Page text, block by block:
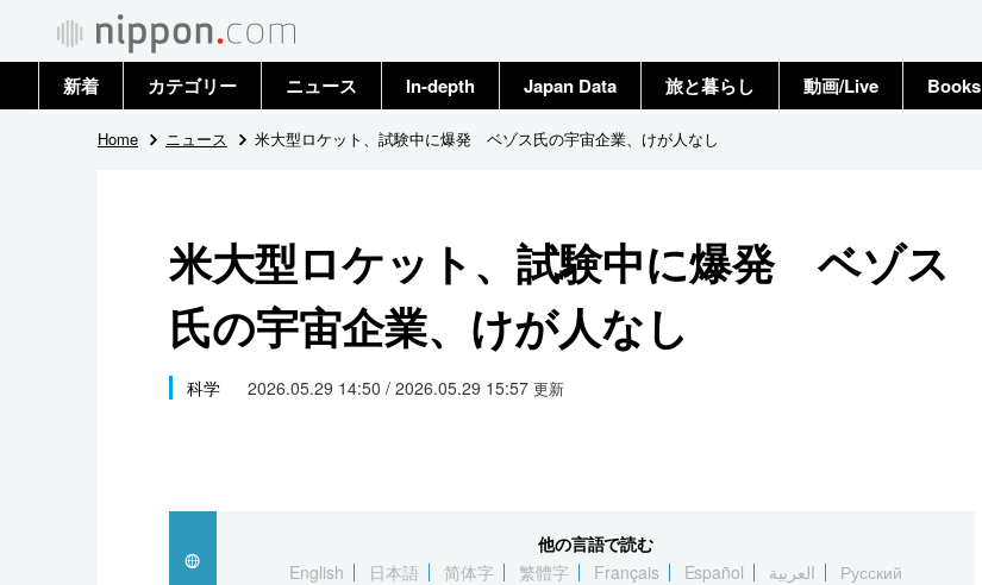
新着 カテゴリー
政治・外交
国際
社会
文化
スポーツ・東京2020
ニュース
トップ
In-depth Japan Data 旅と暮らし 動画/Live Books
Home ニュース 米大型ロケット、試験中に爆発 ベゾス氏の宇宙企業、けが人なし
米大型ロケット、試験中に爆発 ベゾス
氏の宇宙企業、けが人なし
科学 2026.05.29 14:50 / 2026.05.29 15:57 更新
他の言語で読む
English
日本語 简体字 繁體字 Français Español العربية Русский